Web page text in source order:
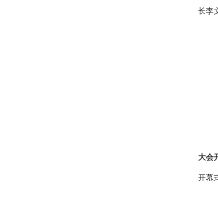
长李
大会
开幕